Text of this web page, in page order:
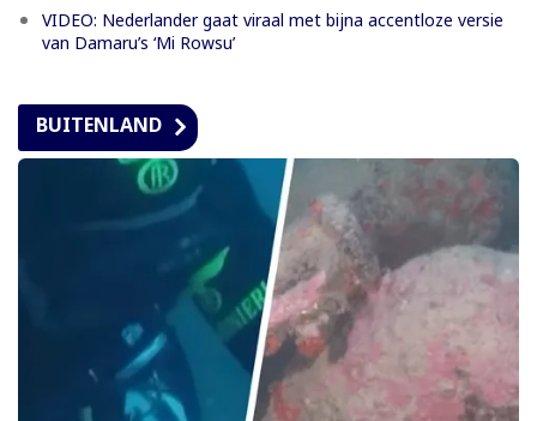
VIDEO: Nederlander gaat viraal met bijna accentloze versie
van Damaru’s ‘Mi Rowsu’
BUITENLAND